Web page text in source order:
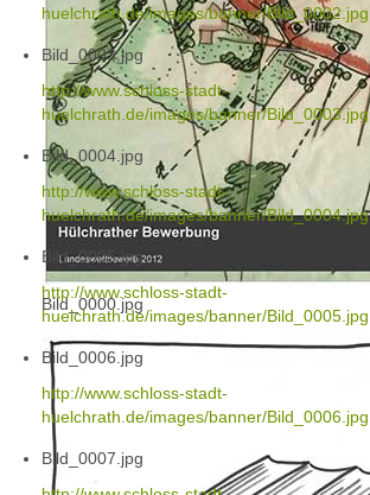
Bild_0000.jpg
huelchrath.de/images/banner/Bild_0002.jpg
Bild_0003.jpg
http://www.schloss-stadt-
huelchrath.de/images/banner/Bild_0003.jpg
Bild_0004.jpg
http://www.schloss-stadt-
huelchrath.de/images/banner/Bild_0004.jpg
Bild_0005.jpg
http://www.schloss-stadt-
huelchrath.de/images/banner/Bild_0005.jpg
Bild_0006.jpg
http://www.schloss-stadt-
huelchrath.de/images/banner/Bild_0006.jpg
Bild_0007.jpg